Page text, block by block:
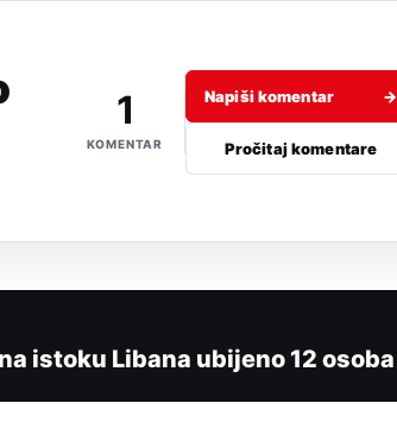
1
KOMENTAR
Napiši komentar →
Pročitaj komentare
istoku Libana ubijeno 12 osoba